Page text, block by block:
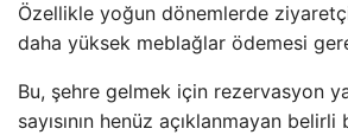
Özellikle yoğun dönemlerde
daha yüksek meblağlar ödemesi
Bu, şehre gelmek için rezervasyon
sayısının henüz açıklanmayan belirli